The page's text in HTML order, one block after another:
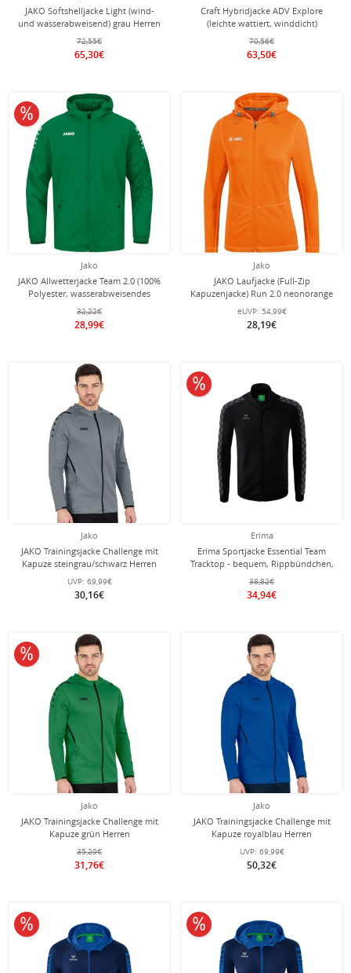
JAKO Softshelljacke Light (wind-
und wasserabweisend) grau Herren
72,55€
65,30€
Craft Hybridjacke ADV Explore
(leichte wattiert, winddicht)
khakigrün Damen
70,56€
63,50€
Jako
JAKO Allwetterjacke Team 2.0 (100%
Polyester, wasserabweisendes
Obermaterial) grün Herren
32,22€
28,99€
10% reduziert
Jako
JAKO Laufjacke (Full-Zip
Kapuzenjacke) Run 2.0 neonorange
Damen
eUVP: 54,99€
28,19€
Jako
JAKO Trainingsjacke Challenge mit
Kapuze steingrau/schwarz Herren
UVP: 69,99€
30,16€
Erima
Erima Sportjacke Essential Team
Tracktop - bequem, Rippbündchen,
Seitentaschen - schwarz/grau Herren
38,82€
34,94€
10% reduziert
Jako
JAKO Trainingsjacke Challenge mit
Kapuze grün Herren
35,29€
31,76€
10% reduziert
Jako
JAKO Trainingsjacke Challenge mit
Kapuze royalblau Herren
UVP: 69,99€
50,32€
10% reduziert 10% reduziert